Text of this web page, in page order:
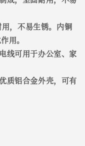
，不易生锈。内铜
用。
线可用于办公室、家
质铝合金外壳，可有